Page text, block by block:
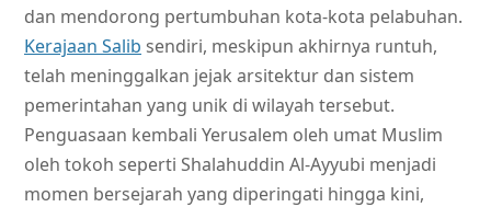
dan mendorong pertumbuhan kota-kota pelabuhan.
Kerajaan Salib sendiri, meskipun akhirnya runtuh,
telah meninggalkan jejak arsitektur dan sistem
pemerintahan yang unik di wilayah tersebut.
Penguasaan kembali Yerusalem oleh umat Muslim
oleh tokoh seperti Shalahuddin Al-Ayyubi menjadi
momen bersejarah yang diperingati hingga kini,